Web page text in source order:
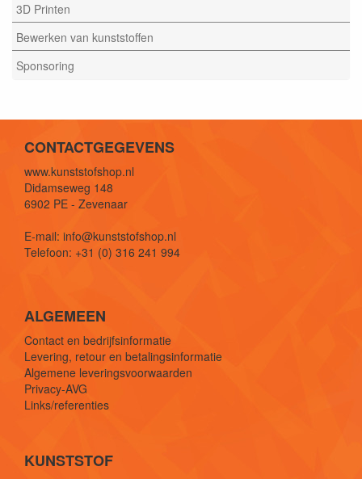
3D Printen
Bewerken van kunststoffen
Sponsoring
CONTACTGEGEVENS
www.kunststofshop.nl
Didamseweg 148
6902 PE - Zevenaar
E-mail: info@kunststofshop.nl
Telefoon: +31 (0) 316 241 994
ALGEMEEN
Contact en bedrijfsinformatie
Levering, retour en betalingsinformatie
Algemene leveringsvoorwaarden
Privacy-AVG
Links/referenties
KUNSTSTOF